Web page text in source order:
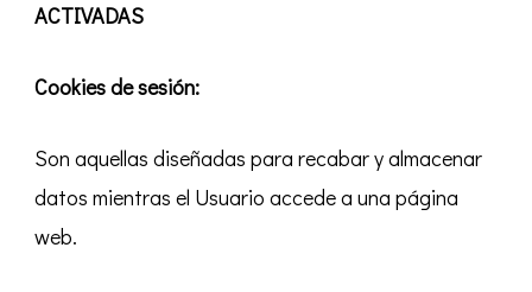
ACTIVADAS
Cookies de sesión:
Son aquellas diseñadas para recabar y almacenar
datos mientras el Usuario accede a una página
web.